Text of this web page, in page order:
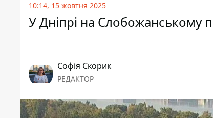
10:14, 15 жовтня 2025
У Дніпрі на Слобожанському
Софія Скорик
РЕДАКТОР